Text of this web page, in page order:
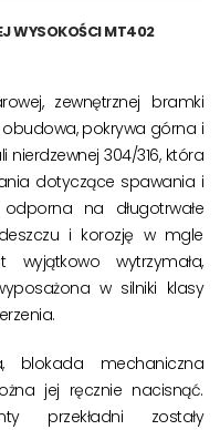
WYSOKOŚCI MT402
zewnętrznej bramki
obudowa, pokrywa górna i
304/316, która
dotyczące spawania i
na długotrwałe
i korozję w mgle
wyjątkowo wytrzymała,
w silniki klasy
blokada mechaniczna
jej ręcznie nacisnąć.
przekładni zostały